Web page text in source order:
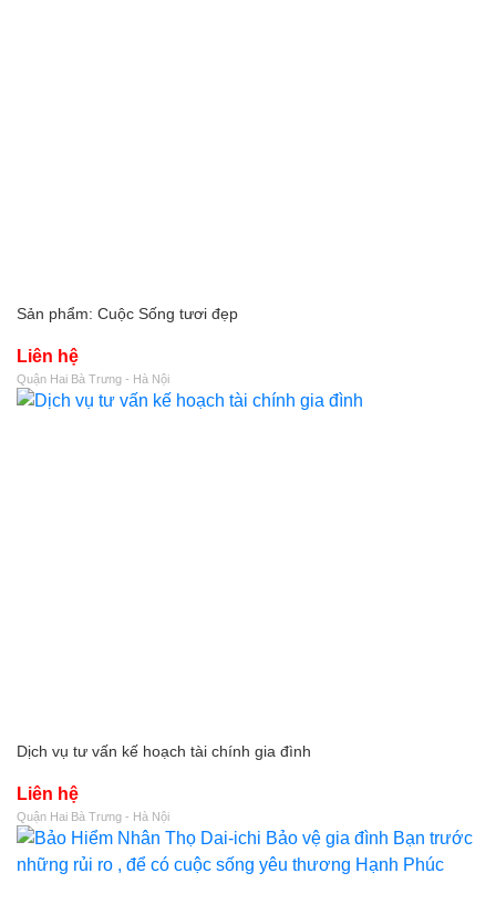
Sản phẩm: Cuộc Sống tươi đẹp
Liên hệ
Quận Hai Bà Trưng - Hà Nội
Dịch vụ tư vấn kế hoạch tài chính gia đình
Liên hệ
Quận Hai Bà Trưng - Hà Nội